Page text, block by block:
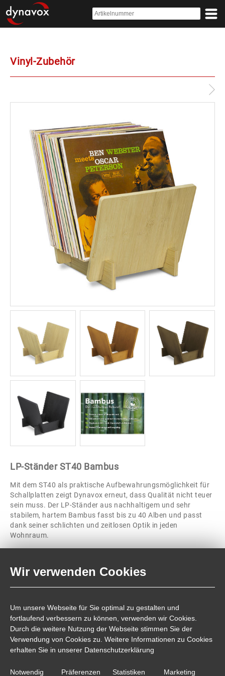
Wir verwenden Cookies
Um unsere Webseite für Sie optimal zu gestalten und
fortlaufend verbessern zu können, verwenden wir Cookies.
Durch die weitere Nutzung der Webseite stimmen Sie der
Verwendung von Cookies zu. Weitere Informationen zu Cookies
erhalten Sie in unserer Datenschutzerklärung
Notwendig Präferenzen Statistiken Marketing
Vinyl-Zubehör
LP-Ständer ST40 Bambus
Mit dem ST40 als praktische Aufbewahrungsmöglichkeit für
Schallplatten zeigt Dynavox erneut, dass Qualität nicht teuer
sein muss. Der LP-Ständer aus nachhaltigem und sehr
stabilem, hartem Bambus fasst bis zu 40 Alben und passt
dank seiner schlichten und zeitlosen Optik in jeden
Wohnraum.
Höhe:
245
Material:
Bambus
Farbe:
hell, braun, dunkelbraun, schwarz
Artikelnummer: hell 208110, braun 208111, dunkelbraun